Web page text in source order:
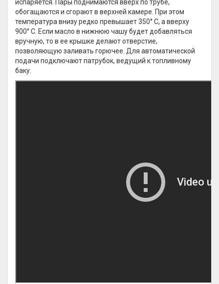
испаряется. Пары поднимаются вверх по трубе,
обогащаются и сгорают в верхней камере. При этом
температура внизу редко превышает 350° C, а вверху
900° C. Если масло в нижнюю чашу будет добавляться
вручную, то в ее крышке делают отверстие,
позволяющую заливать горючее. Для автоматической
подачи подключают патрубок, ведущий к топливному
баку.